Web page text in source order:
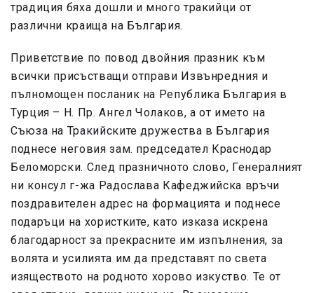
традиция бяха дошли и много тракийци от
различни краища на България.
Приветствие по повод двойния празник към
всички присъстващи отправи Извънредния и
пълномощен посланик на Република България в
Турция – Н. Пр. Ангел Чолаков, а от името на
Съюза на Тракийските дружества в България
поднесе неговия зам. председател Краснодар
Беломорски. След празничното слово, Генералният
ни консул г-жа Радослава Кафеджийска връчи
поздравителен адрес на формацията и поднесе
подаръци на хористките, като изказа искрена
благодарност за прекрасните им изпълнения, за
волята и усилията им да представят по света
изяществото на родното хорово изкуство. Те от